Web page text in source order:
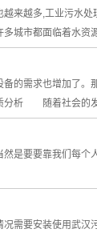
来越多,工业污水
城市都面临着水资
需求也增加了。
析 随着社会的发
然是要要靠我们每
要安装使用武汉